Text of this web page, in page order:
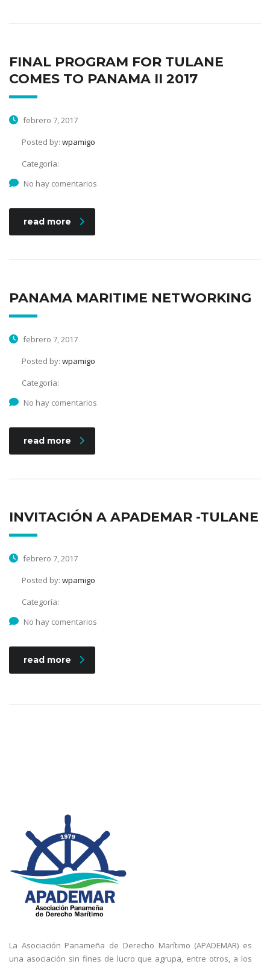
FINAL PROGRAM FOR TULANE
COMES TO PANAMA II 2017
febrero 7, 2017
Posted by: wpamigo
Categoría:
No hay comentarios
read more
PANAMA MARITIME NETWORKING
febrero 7, 2017
Posted by: wpamigo
Categoría:
No hay comentarios
read more
INVITACIÓN A APADEMAR -TULANE
febrero 7, 2017
Posted by: wpamigo
Categoría:
No hay comentarios
read more
La Asociación Panameña de Derecho Marítimo (APADEMAR) es
una asociación sin fines de lucro que agrupa, entre otros, a los